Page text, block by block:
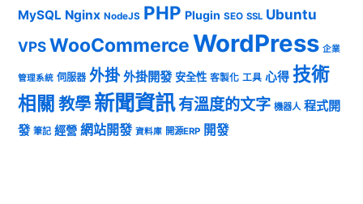
MySQL Nginx NodeJS PHP Plugin SEO SSL Ubuntu
VPSWooCommerceWordPress 企業
管理系統 伺服器 外掛 外掛開發 安全性 客製化 工具 心得 技術
相關 教學 新聞資訊有溫度的文字 機器人 程式開
發 筆記 經營 網站開發 資料庫 開源ERP 開發